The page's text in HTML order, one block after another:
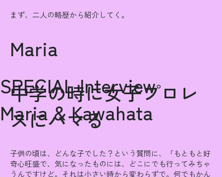
​まず、二人の略歴から紹介してく。
SPECIAL Interview
Maria & Kawahata
中学の時に女子プロレ
スにハマる
子供の頃は、どんな子でした？という質問に、「もともと好
奇心旺盛で、気になったものには、どこにでも行ってみちゃ
うんですけど。それは小さい時から変わらずで。何でもかん
Maria